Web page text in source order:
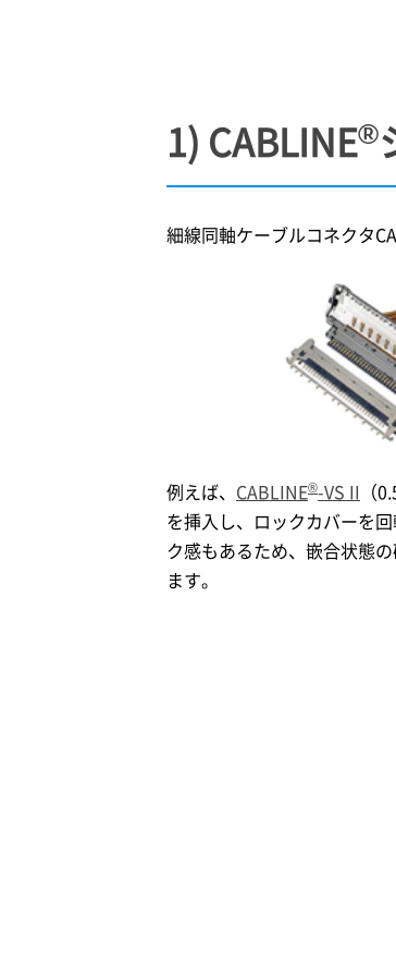
1) CABLINE®
細線同軸ケーブルコネクタ
例えば、 CABLINE®-VS II （
を挿入し、ロックカバーを
ク感もあるため、嵌合状態
ます。